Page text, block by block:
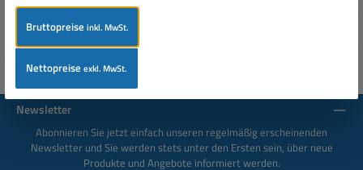
Newsletter
Abonnieren Sie jetzt einfach unseren regelmäßig erscheinenden
Newsletter und Sie werden stets unter den Ersten sein, über neue
Produkte und Angebote informiert werden.
Bruttopreiseinkl. MwSt.
Nettopreiseexkl. MwSt.